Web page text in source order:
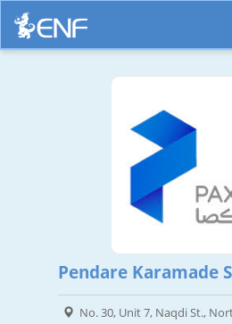
Pendare Karamade
No. 30, Unit 7, Naqdi St.,